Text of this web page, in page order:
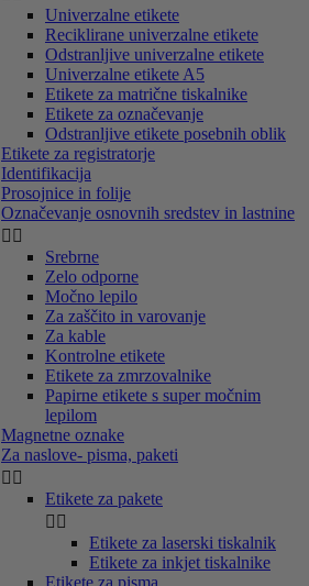
Univerzalne etikete
Reciklirane univerzalne etikete
Odstranljive univerzalne etikete
Univerzalne etikete A5
Etikete za matrične tiskalnike
Etikete za označevanje
Odstranljive etikete posebnih oblik
Etikete za registratorje
Identifikacija
Prosojnice in folije
Označevanje osnovnih sredstev in lastnine
 
Srebrne
Zelo odporne
Močno lepilo
Za zaščito in varovanje
Za kable
Kontrolne etikete
Etikete za zmrzovalnike
Papirne etikete s super močnim
lepilom
Magnetne oznake
Za naslove- pisma, paketi
 
Etikete za pakete
 
Etikete za laserski tiskalnik
Etikete za inkjet tiskalnike
Etikete za pisma